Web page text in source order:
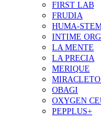
FIRST LAB
FRUDIA
HUMA-
INTIME
LA MENTE
LA PRECIA
MERIQUE
OBAGI
OXYGEN
PEPPLUS+